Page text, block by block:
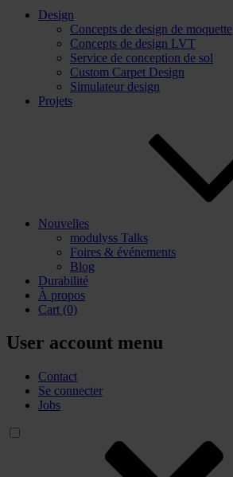
Design
Concepts de design de moquette
Concepts de design LVT
Service de conception de sol
Custom Carpet Design
Simulateur design
Projets
Nouvelles
modulyss Talks
Foires & événements
Blog
Durabilité
À propos
Cart (0)
User account menu
Contact
Se connecter
Jobs